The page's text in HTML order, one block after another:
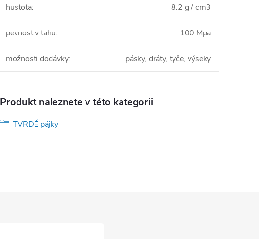
hustota: 8.2 g / cm3
pevnost v tahu: 100 Mpa
možnosti dodávky: pásky, dráty, tyče, výseky
Produkt naleznete v této kategorii
TVRDÉ pájky